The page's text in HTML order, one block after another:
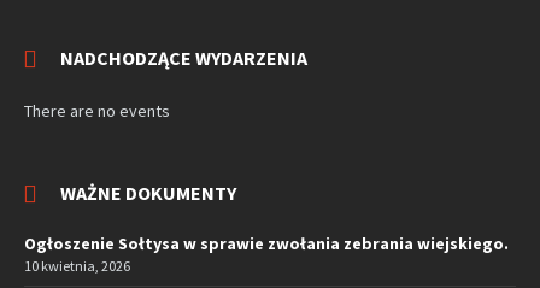
NADCHODZĄCE WYDARZENIA
There are no events
WAŻNE DOKUMENTY
Ogłoszenie Sołtysa w sprawie zwołania zebrania wiejskiego.
10 kwietnia, 2026